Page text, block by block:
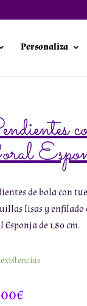
Personaliza
de bola con
lisas y enfilado
Esponja de 1,80 cm.
€